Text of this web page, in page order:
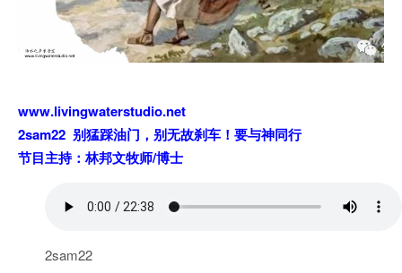
www.livingwaterstudio.net
2sam22 别猛踩油门，别无故刹车！要与神同行
节目主持：林邦文牧师/博士
2sam22